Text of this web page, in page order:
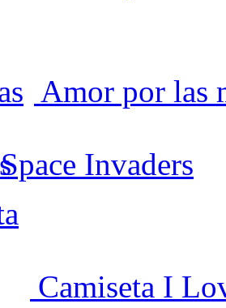
Amor por las
Space Invaders
Camiseta I